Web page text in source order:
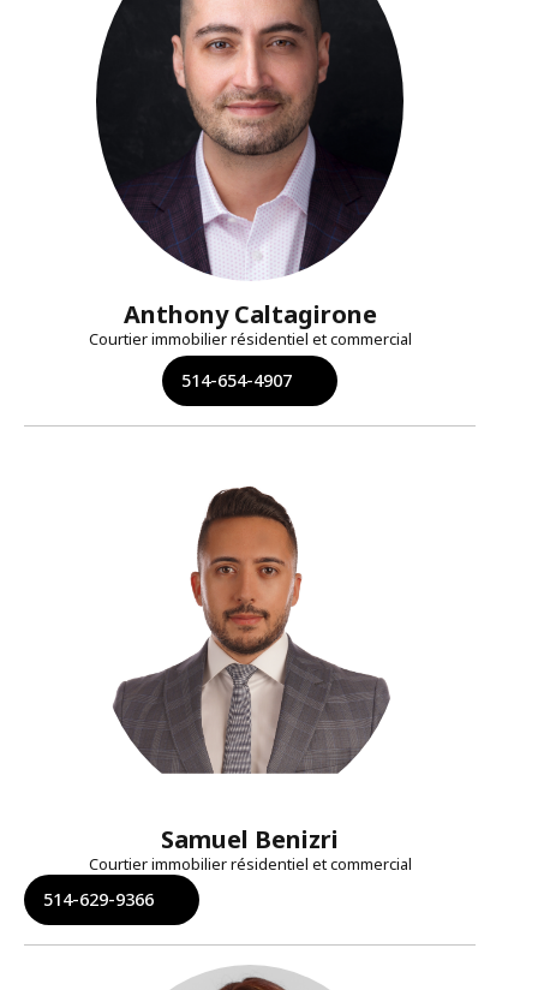
Anthony Caltagirone
Courtier immobilier résidentiel et commercial
514-654-4907
Samuel Benizri
Courtier immobilier résidentiel et commercial
514-629-9366